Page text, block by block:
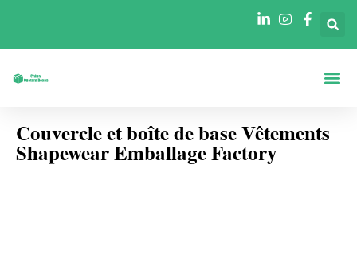
Couvercle et boîte de base Vêtements
Shapewear Emballage Factory